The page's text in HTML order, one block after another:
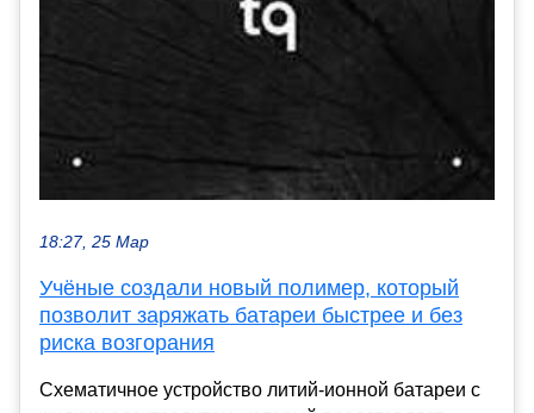
18:27, 25 Мар
Учёные создали новый полимер, который
позволит заряжать батареи быстрее и без
риска возгорания
Схематичное устройство литий-ионной батареи с